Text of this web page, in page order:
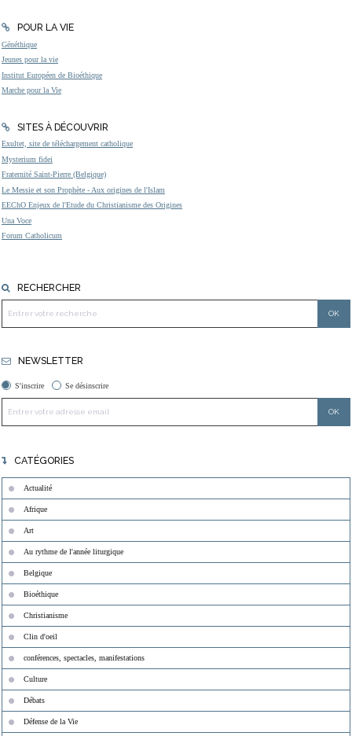
POUR LA VIE
Généthique
Jeunes pour la vie
Institut Européen de Bioéthique
Marche pour la Vie
SITES À DÉCOUVRIR
Exultet, site de téléchargement catholique
Mysterium fidei
Fraternité Saint-Pierre (Belgique)
Le Messie et son Prophète - Aux origines de l'Islam
EEChO Enjeux de l'Etude du Christianisme des Origines
Una Voce
Forum Catholicum
RECHERCHER
NEWSLETTER
S'inscrire Se désinscrire
CATÉGORIES
Actualité
Afrique
Art
Au rythme de l'année liturgique
Belgique
Bioéthique
Christianisme
Clin d'oeil
conférences, spectacles, manifestations
Culture
Débats
Défense de la Vie